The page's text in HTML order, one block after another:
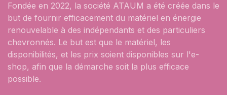
Fondée en 2022, la société ATAUM a été créée dans le
but de fournir efficacement du matériel en énergie
renouvelable à des indépendants et des particuliers
chevronnés. Le but est que le matériel, les
disponibilités, et les prix soient disponibles sur l'e-
shop, afin que la démarche soit la plus efficace
possible.